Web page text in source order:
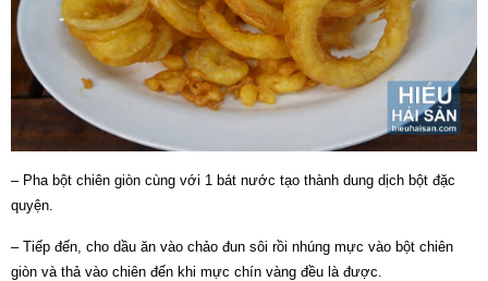
– Pha bột chiên giòn cùng với 1 bát nước tạo thành dung dịch bột đặc
quyện.
– Tiếp đến, cho dầu ăn vào chảo đun sôi rồi nhúng mực vào bột chiên
giòn và thả vào chiên đến khi mực chín vàng đều là được.